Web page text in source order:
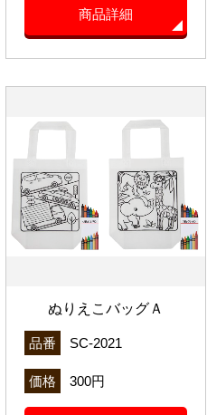
商品詳細
ぬりえこバッグＡ
品番 SC-2021
価格 300円